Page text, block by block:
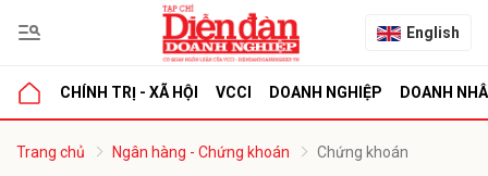
English
CHÍNH TRỊ - XÃ HỘI VCCI DOANH NGHIỆP DOANH
Trang chủ Ngân hàng - Chứng khoán Chứng khoán
luận